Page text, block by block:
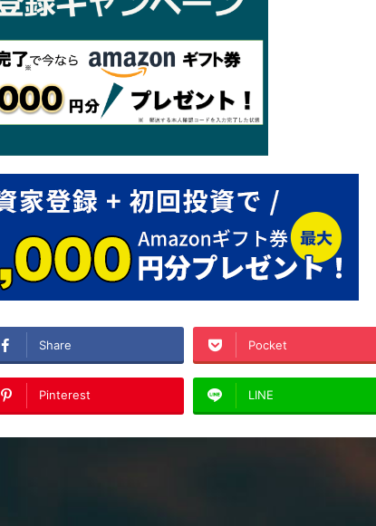
Share Pocket
Pinterest LINE